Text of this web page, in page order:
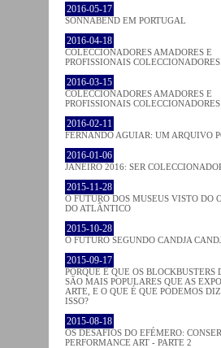
2016-05-17
SONNABEND EM PORTUGAL
2016-04-18
COLECCIONADORES AMADORES E
PROFISSIONAIS
2016-03-15
COLECCIONADORES AMADORES E
PROFISSIONAIS
2016-02-11
FERNANDO AGUIAR: UM ARQUIVO
2016-01-06
JANEIRO 2016: SER
2015-11-28
O FUTURO DOS MUSEUS VISTO DO
DO ATLÂNTICO
2015-10-28
O FUTURO SEGUNDO CANDJA
2015-09-17
PORQUE É QUE OS BLOCKBUSTERS
SÃO MAIS POPULARES QUE AS
ARTE, E O QUE É QUE PODEMOS
ISSO?
2015-08-18
OS DESAFIOS DO EFÉMERO:
PERFORMANCE ART - PARTE 2